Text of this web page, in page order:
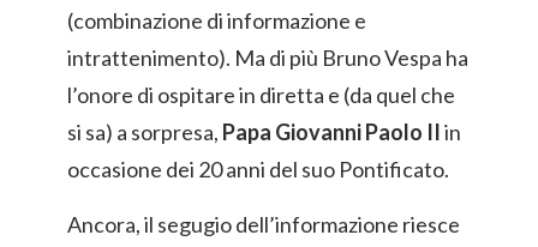
(combinazione di informazione e
intrattenimento). Ma di più Bruno Vespa ha
l’onore di ospitare in diretta e (da quel che
si sa) a sorpresa, Papa Giovanni Paolo IIin
occasione dei 20 anni del suo Pontificato.
Ancora, il segugio dell’informazione riesce